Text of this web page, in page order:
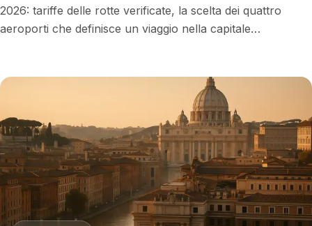
2026: tariffe delle rotte verificate, la scelta dei quattro
aeroporti che definisce un viaggio nella capitale